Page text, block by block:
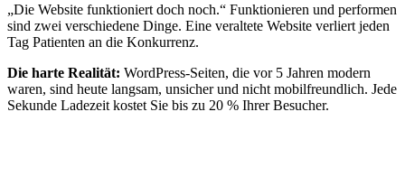
„Die Website funktioniert doch noch.“ Funktionieren und performen
sind zwei verschiedene Dinge. Eine veraltete Website verliert jeden
Tag Patienten an die Konkurrenz.
Die harte Realität: WordPress-Seiten, die vor 5 Jahren modern
waren, sind heute langsam, unsicher und nicht mobilfreundlich. Jede
Sekunde Ladezeit kostet Sie bis zu 20 % Ihrer Besucher.